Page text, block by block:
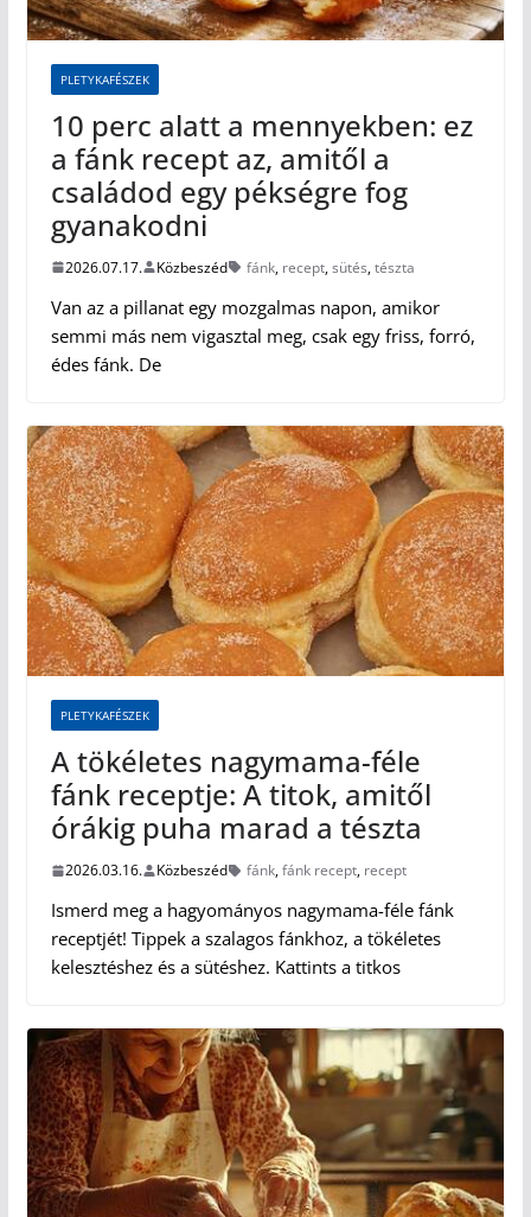
PLETYKAFÉSZEK
10 perc alatt a mennyekben: ez
a fánk recept az, amitől a
családod egy pékségre fog
gyanakodni
2026.07.17. Közbeszéd fánk, recept,sütés,tészta
Van az a pillanat egy mozgalmas napon, amikor
semmi más nem vigasztal meg, csak egy friss, forró,
édes fánk. De
PLETYKAFÉSZEK
A tökéletes nagymama-féle
fánk receptje: A titok, amitől
órákig puha marad a tészta
2026.03.16. Közbeszéd fánk,fánk recept, recept
Ismerd meg a hagyományos nagymama-féle fánk
receptjét! Tippek a szalagos fánkhoz, a tökéletes
kelesztéshez és a sütéshez. Kattints a titkos